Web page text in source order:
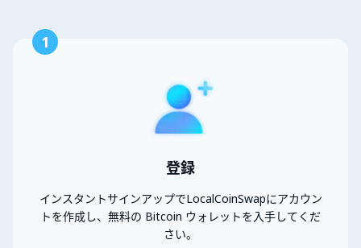
1
登録
インスタントサインアップでLocalCoinSwapにアカウン
トを作成し、無料の Bitcoin ウォレットを入手してくだ
さい。